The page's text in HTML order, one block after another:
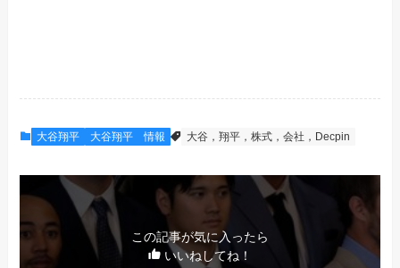
大谷翔平 大谷翔平 情報 大谷，翔平，株式，会社，Decpin
この記事が気に入ったら
いいねしてね！